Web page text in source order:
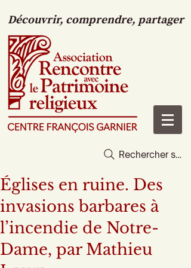
Découvrir, comprendre, partager
Rechercher sur
Églises en ruine. Des
invasions barbares à
l’incendie de Notre-
Dame, par Mathieu